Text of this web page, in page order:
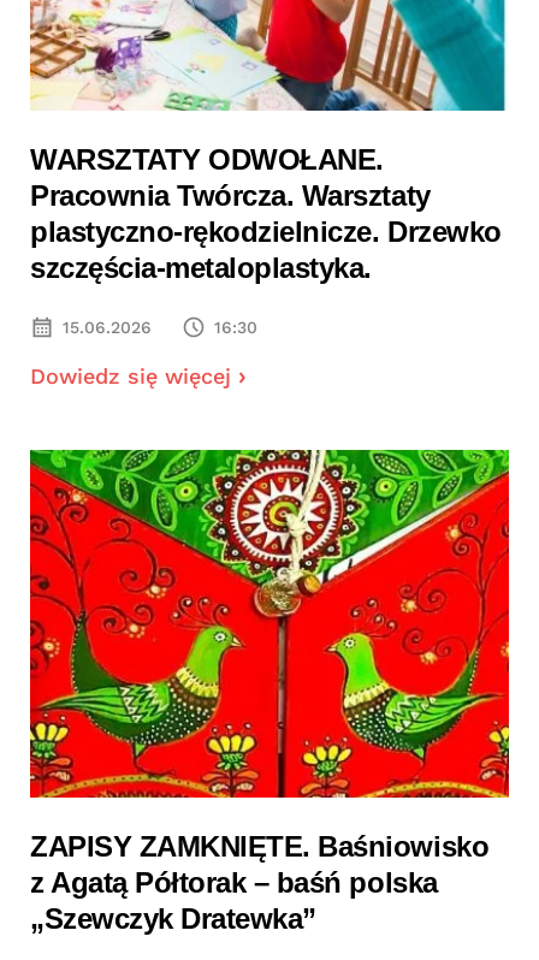
WARSZTATY ODWOŁANE.
Pracownia Twórcza. Warsztaty
plastyczno-rękodzielnicze. Drzewko
szczęścia-metaloplastyka.
15.06.2026 16:30
Dowiedz się więcej
ZAPISY ZAMKNIĘTE. Baśniowisko
z Agatą Półtorak – baśń polska
„Szewczyk Dratewka”